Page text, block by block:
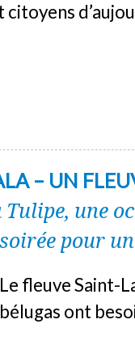
– UN
une
pour
Le fleuve Saint-
bélugas ont